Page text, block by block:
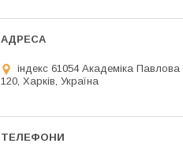
індекс 61054 Академіка Павлова
120, Харків, Україна